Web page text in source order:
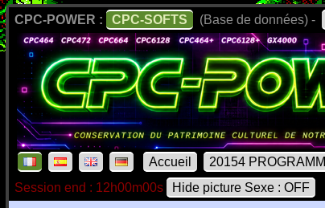
CPC-POWER : CPC-SOFTS (Base de données) -
Accueil 20154
Session end : 12h00m00s
Hide picture Sexe : OFF